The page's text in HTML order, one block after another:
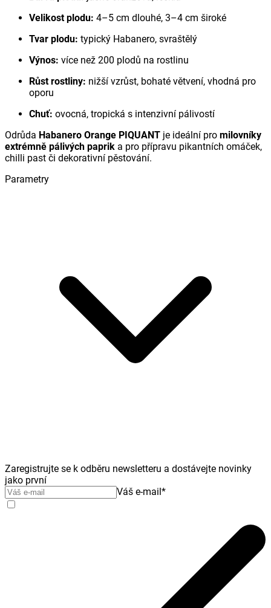
Velikost plodu: 4–5 cm dlouhé, 3–4 cm široké
Tvar plodu: typický Habanero, svraštělý
Výnos: více než 200 plodů na rostlinu
Růst rostliny: nižší vzrůst, bohaté větvení, vhodná pro
oporu
Chuť: ovocná, tropická s intenzivní pálivostí
Odrůda Habanero Orange PIQUANT je ideální pro milovníky
extrémně pálivých paprik a pro přípravu pikantních omáček,
chilli past či dekorativní pěstování.
Parametry
Zaregistrujte se k odběru newsletteru a dostávejte novinky
jako první
Váš e-mail*